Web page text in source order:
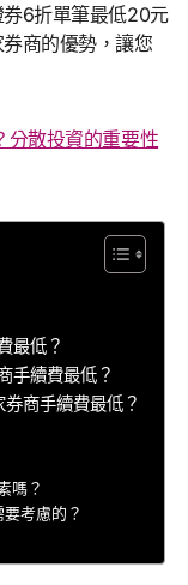
6折單筆最低20元
商的優勢，讓您
分散投資的重要性
最低？
手續費最低？
商手續費最低？
嗎？
考慮的？